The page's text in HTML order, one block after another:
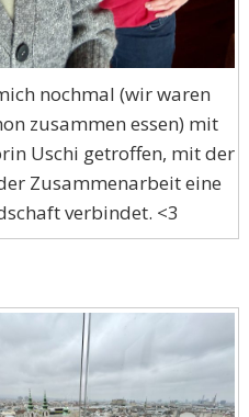
nochmal (wir waren
zusammen essen) mit
Uschi getroffen, mit der
Zusammenarbeit eine
verbindet. <3